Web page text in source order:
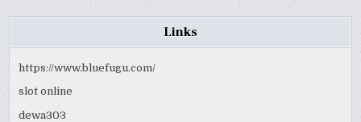
Links
https://www.bluefugu.com/
slot online
dewa303